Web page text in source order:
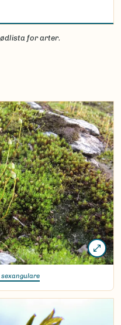
for arter.